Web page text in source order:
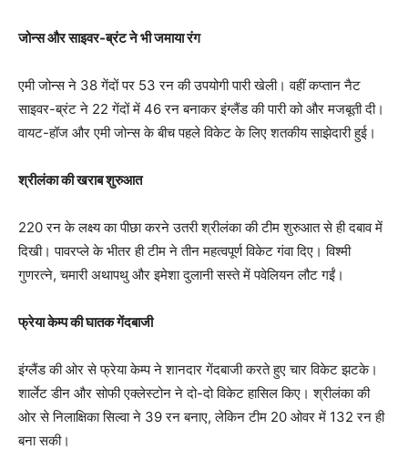
जोन्स और साइवर-ब्रंट ने भी जमाया रंग
एमी जोन्स ने 38 गेंदों पर 53 रन की उपयोगी पारी खेली। वहीं कप्तान नैट
साइवर-ब्रंट ने 22 गेंदों में 46 रन बनाकर इंग्लैंड की पारी को और मजबूती दी।
वायट-हॉज और एमी जोन्स के बीच पहले विकेट के लिए शतकीय साझेदारी हुई।
श्रीलंका की खराब शुरुआत
220 रन के लक्ष्य का पीछा करने उतरी श्रीलंका की टीम शुरुआत से ही दबाव में
दिखी। पावरप्ले के भीतर ही टीम ने तीन महत्वपूर्ण विकेट गंवा दिए। विश्मी
गुणरत्ने, चमारी अथापथु और इमेशा दुलानी सस्ते में पवेलियन लौट गईं।
फ्रेया केम्प की घातक गेंदबाजी
इंग्लैंड की ओर से फ्रेया केम्प ने शानदार गेंदबाजी करते हुए चार विकेट झटके।
शार्लेट डीन और सोफी एक्लेस्टोन ने दो-दो विकेट हासिल किए। श्रीलंका की
ओर से निलाक्षिका सिल्वा ने 39 रन बनाए, लेकिन टीम 20 ओवर में 132 रन ही
बना सकी।